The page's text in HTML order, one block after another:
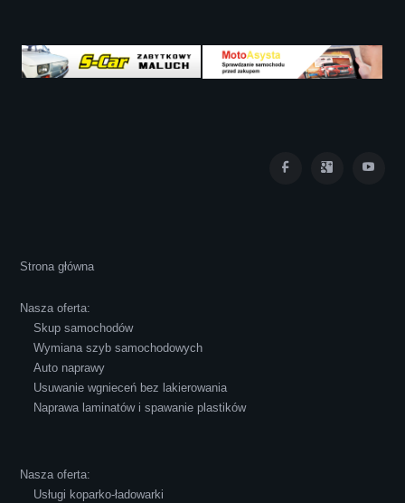
atmosferze, czego z reguły nie można
powiedzieć o innych firmach tego type.
Pozdrawiam i polecam!
Strona główna
Nasza oferta:
Skup samochodów
Wymiana szyb samochodowych
Auto naprawy
Usuwanie wgnieceń bez lakierowania
Naprawa laminatów i spawanie plastików
Nasza oferta:
Usługi koparko-ładowarki